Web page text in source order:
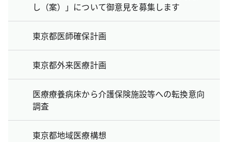
し（案）」について御意見を募集します
東京都医師確保計画
東京都外来医療計画
医療療養病床から介護保険施設等への転換意向
調査
東京都地域医療構想